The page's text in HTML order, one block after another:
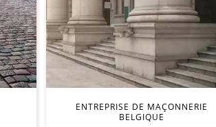
ENTREPRISE DE MAÇONNERIE
BELGIQUE